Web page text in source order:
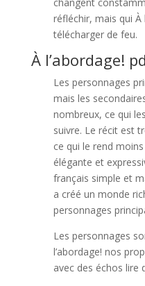
réfléchir, mais qui À
télécharger de feu.
À l’abordage!
Les personnages
mais les
nombreux, ce qui
suivre. Le récit est
ce qui le rend
élégante et
français simple et
a créé un monde
personnages
Les personnages
l’abordage! nos
avec des échos lire